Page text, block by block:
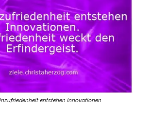
entstehen Innovationen